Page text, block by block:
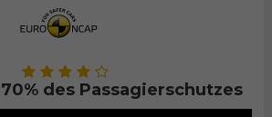
des Passagierschutzes